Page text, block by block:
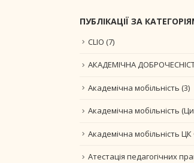
ПУБЛІКАЦІЇ ЗА
CLIO (7)
АКАДЕМІЧНА
Академічна мобільність (3)
Академічна мобільність
Академічна мобільність
Атестація педагогічних